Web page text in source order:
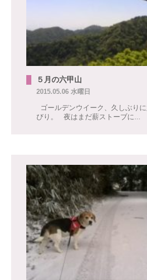
５月の六甲山
2015.05.06 水曜日
ゴールデンウイーク、久しぶり
びり。 夜はまだ薪ストーブに...